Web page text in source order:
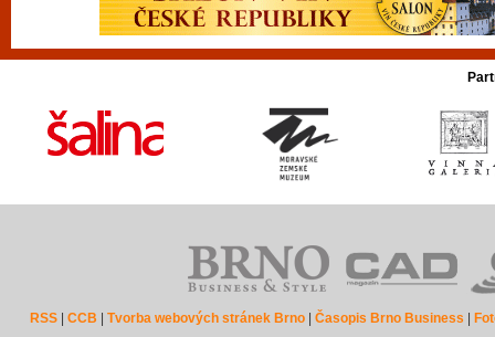
RSS |CCB |Tvorba webových stránek Brno |Časopis Brno Business